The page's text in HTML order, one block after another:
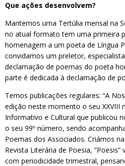
Que ações desenvolvem?
Mantemos uma Tertúlia mensal na
no atual formato tem uma primeira
homenagem a um poeta de Língua
convidamos um preletor,
declamação de poemas do poeta
parte é dedicada à declamação de
Temos publicações regulares: “A
edição neste momento o seu XXVIII
Informativo e Cultural que publicou
o seu 99º número, sendo
Poemas dos Associados. Criámos
Revista Literária de Poesia,
com periodicidade trimestral,